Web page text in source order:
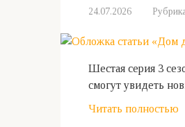
24.07.2026
Шестая серия 3
смогут увидеть
Читать полностью